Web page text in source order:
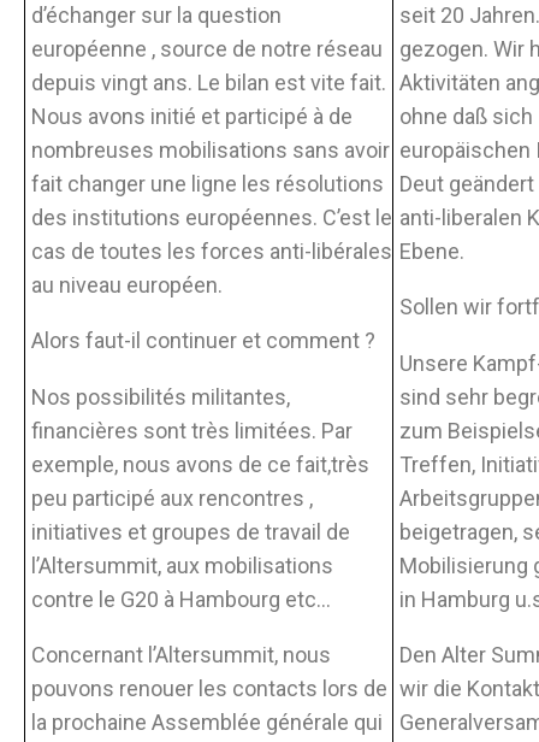
d’échanger sur la question
européenne , source de notre réseau
depuis vingt ans. Le bilan est vite fait.
Nous avons initié et participé à de
nombreuses mobilisations sans avoir
fait changer une ligne les résolutions
des institutions européennes. C’est le
cas de toutes les forces anti-libérales
au niveau européen.
Alors faut-il continuer et comment ?
Nos possibilités militantes,
financières sont très limitées. Par
exemple, nous avons de ce fait,très
peu participé aux rencontres ,
initiatives et groupes de travail de
l’Altersummit, aux mobilisations
contre le G20 à Hambourg etc…
Concernant l’Altersummit, nous
pouvons renouer les contacts lors de
la prochaine Assemblée générale qui
seit 20
gezogen. Wir
Aktivitäten
ohne daß
europäischen
Deut
anti-liberalen
Ebene.
Sollen wir
Unsere
sind sehr
zum
Treffen,
beigetragen,
Mobilisierung
in Hamburg
Den Alter
wir die